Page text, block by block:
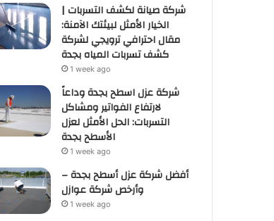
شركة صيانة لكشف التسربات |
الخيار الأمثل لبيئتك الآمنة:
مقال احترافي ترويجي لشركة
كشف تسربات المياه بجدة
1 week ago
شركة عزل اسطح بجدة وداعاً
لارتفاع الفواتير ومشاكل
التسربات: الحل الأمثل لعزل
الأسطح بجدة
1 week ago
أفضل شركة عزل أسطح بجدة –
وأرخص شركة عوازل
1 week ago